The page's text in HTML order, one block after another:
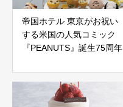
帝国ホテル 東京がお祝い
する米国の人気コミック
『PEANUTS』誕生75周年